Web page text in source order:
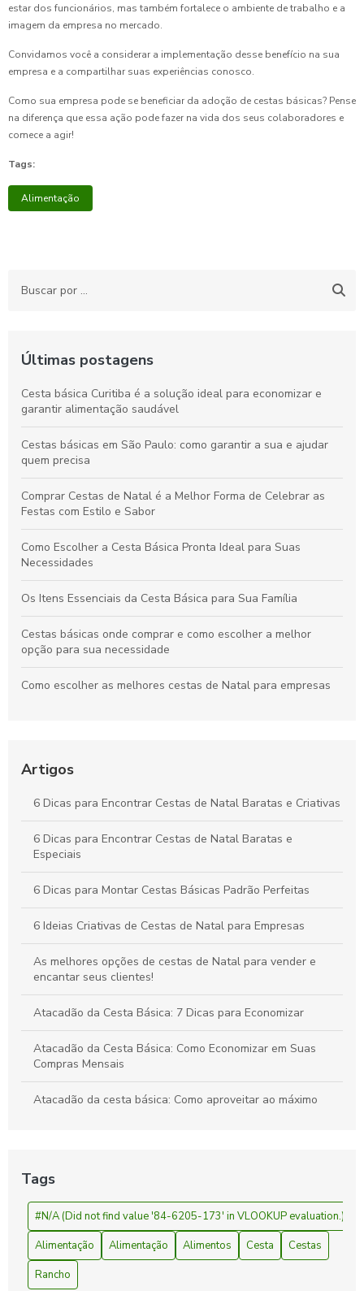
estar dos funcionários, mas também fortalece o ambiente de trabalho e a
imagem da empresa no mercado.
Convidamos você a considerar a implementação desse benefício na sua
empresa e a compartilhar suas experiências conosco.
Como sua empresa pode se beneficiar da adoção de cestas básicas? Pense
na diferença que essa ação pode fazer na vida dos seus colaboradores e
comece a agir!
Tags:
Alimentação
Últimas postagens
Cesta básica Curitiba é a solução ideal para economizar e
garantir alimentação saudável
Cestas básicas em São Paulo: como garantir a sua e ajudar
quem precisa
Comprar Cestas de Natal é a Melhor Forma de Celebrar as
Festas com Estilo e Sabor
Como Escolher a Cesta Básica Pronta Ideal para Suas
Necessidades
Os Itens Essenciais da Cesta Básica para Sua Família
Cestas básicas onde comprar e como escolher a melhor
opção para sua necessidade
Como escolher as melhores cestas de Natal para empresas
Como Comprar Cestas Básicas Online com Segurança e
Cestas básicas SP como escolha ideal para a sua
alimentação
Artigos
6 Dicas para Encontrar Cestas de Natal Baratas e Criativas
6 Dicas para Encontrar Cestas de Natal Baratas e
Especiais
6 Dicas para Montar Cestas Básicas Padrão Perfeitas
6 Ideias Criativas de Cestas de Natal para Empresas
As melhores opções de cestas de Natal para vender e
encantar seus clientes!
Atacadão da Cesta Básica: 7 Dicas para Economizar
Atacadão da Cesta Básica: Como Economizar em Suas
Compras Mensais
Atacadão da cesta básica: Como aproveitar ao máximo
Atacadão da Cesta Básica: Preços e Ofertas
Cesta básica atacadão é a solução ideal para economizar
nas compras do mês
Cesta básica atacadão: como economizar e garantir
Tags
#N/A (Did not find value '84-6205-173' in VLOOKUP evaluation.)
Alimentação
Alimentação Alimentos Cesta
Cestas
Rancho